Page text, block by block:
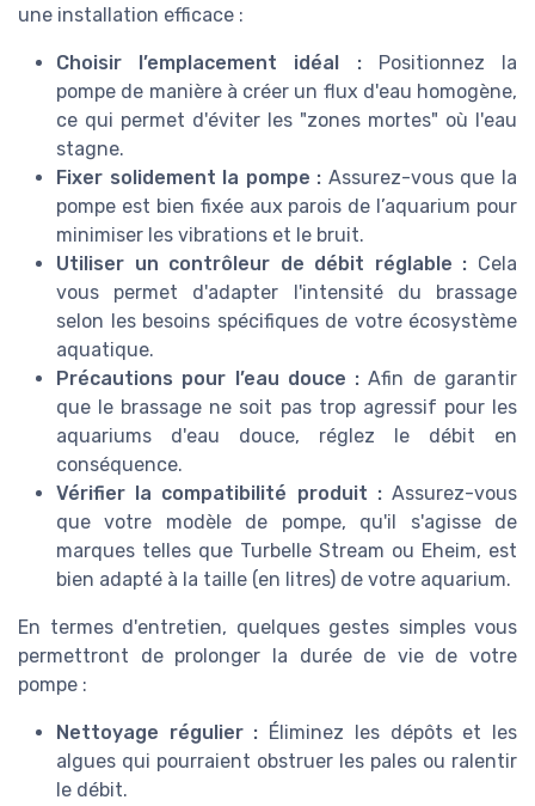
une installation efficace :
Choisir l’emplacement idéal :Positionnez la
pompe de manière à créer un flux d'eau homogène,
ce qui permet d'éviter les "zones mortes" où l'eau
stagne.
Fixer solidement la pompe : Assurez-vous que la
pompe est bien fixée aux parois de l’aquarium pour
minimiser les vibrations et le bruit.
Utiliser un contrôleur de débit réglable : Cela
vous permet d'adapter l'intensité du brassage
selon les besoins spécifiques de votre écosystème
aquatique.
Précautions pour l’eau douce : Afin de garantir
que le brassage ne soit pas trop agressif pour les
aquariums d'eau douce, réglez le débit en
conséquence.
Vérifier la compatibilité produit :Assurez-vous
que votre modèle de pompe, qu'il s'agisse de
marques telles que Turbelle Stream ou Eheim, est
bien adapté à la taille (en litres) de votre aquarium.
En termes d'entretien, quelques gestes simples vous
permettront de prolonger la durée de vie de votre
pompe :
Nettoyage régulier : Éliminez les dépôts et les
algues qui pourraient obstruer les pales ou ralentir
le débit.